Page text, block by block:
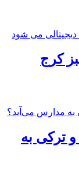
کرج
ترکی به